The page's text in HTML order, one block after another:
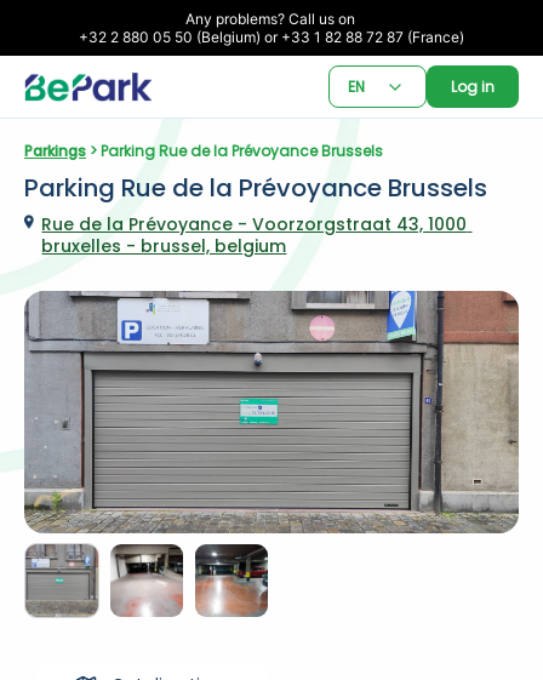
Any problems? Call us on
+32 2 880 05 50 (Belgium) or +33 1 82 88 72 87 (France)
EN Log in
Parkings > Parking Rue de la Prévoyance Brussels
Parking Rue de la Prévoyance Brussels
Rue de la Prévoyance - Voorzorgstraat 43, 1000
bruxelles - brussel, belgium